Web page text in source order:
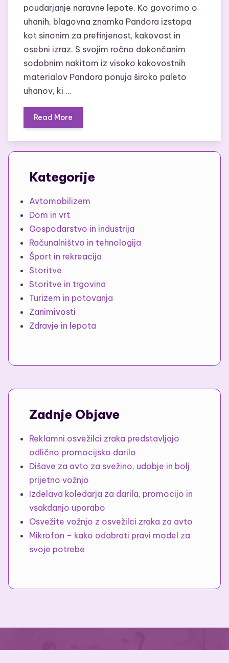
poudarjanje naravne lepote. Ko govorimo o
uhanih, blagovna znamka Pandora izstopa
kot sinonim za prefinjenost, kakovost in
osebni izraz. S svojim ročno dokončanim
sodobnim nakitom iz visoko kakovostnih
materialov Pandora ponuja široko paleto
uhanov, ki …
Read More
Kategorije
Avtomobilizem
Dom in vrt
Gospodarstvo in industrija
Računalništvo in tehnologija
Šport in rekreacija
Storitve
Storitve in trgovina
Turizem in potovanja
Zanimivosti
Zdravje in lepota
Zadnje Objave
Reklamni osvežilci zraka predstavljajo
odlično promocijsko darilo
Dišave za avto za svežino, udobje in bolj
prijetno vožnjo
Izdelava koledarja za darila, promocijo in
vsakdanjo uporabo
Osvežite vožnjo z osvežilci zraka za avto
Mikrofon – kako odabrati pravi model za
svoje potrebe